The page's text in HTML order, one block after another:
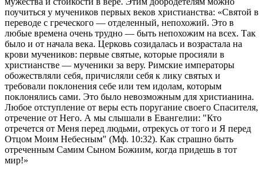
поучиться у мучеников первых веков христианства: «Святой в
переводе с греческого — отделенный, непохожий. Это в
любые времена очень трудно — быть непохожим на всех. Так
было и от начала века. Церковь созидалась и возрастала на
крови мучеников: первые святые, которые просияли в
христианстве — мученики за веру. Римские императоры
обожествляли себя, причисляли себя к лику святых и
требовали поклонения себе или тем идолам, которым
поклонялись сами. Это было невозможным для христианина.
Любое отступление от веры есть поругание своего Спасителя,
отречение от Него. А мы слышали в Евангелии: "Кто
отречется от Меня перед людьми, отрекусь от того и Я перед
Отцом Моим Небесным" (Мф. 10:32). Как страшно быть
отреченным Самим Сыном Божиим, когда придешь в тот
мир!»